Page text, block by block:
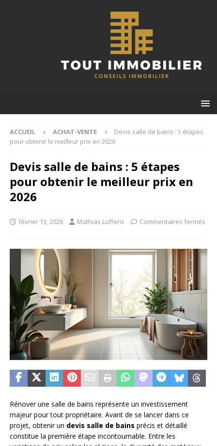
ACCUEIL ACHAT-VENTE
Devis salle de bains : 5 étapes
pour obtenir le meilleur prix en 2026
Devis salle de bains : 5 étapes
pour obtenir le meilleur prix en
2026
février 13, 2026 Mathias Luffens Commentaires fermés
Rénover une salle de bains représente un investissement
majeur pour tout propriétaire. Avant de se lancer dans ce
projet, obtenir un devis salle de bains précis et détaillé
constitue la première étape incontournable. Entre les